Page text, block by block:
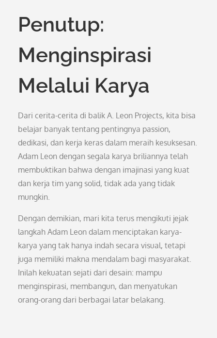
Penutup:
Menginspirasi
Melalui Karya
Dari cerita-cerita di balik A. Leon Projects, kita bisa
belajar banyak tentang pentingnya passion,
dedikasi, dan kerja keras dalam meraih kesuksesan.
Adam Leon dengan segala karya briliannya telah
membuktikan bahwa dengan imajinasi yang kuat
dan kerja tim yang solid, tidak ada yang tidak
mungkin.
Dengan demikian, mari kita terus mengikuti jejak
langkah Adam Leon dalam menciptakan karya-
karya yang tak hanya indah secara visual, tetapi
juga memiliki makna mendalam bagi masyarakat.
Inilah kekuatan sejati dari desain: mampu
menginspirasi, membangun, dan menyatukan
orang-orang dari berbagai latar belakang.